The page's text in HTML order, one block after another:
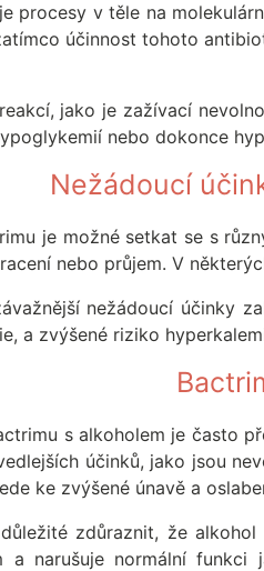
procesy v těle na
účinnost tohoto
jako je zažívací
nebo dokonce
Nežádoucí
je možné setkat se s
nebo průjem. V
nežádoucí účinky
a zvýšené riziko
s alkoholem je často
účinků, jako jsou
ke zvýšené únavě a
zdůraznit, že
a narušuje normální